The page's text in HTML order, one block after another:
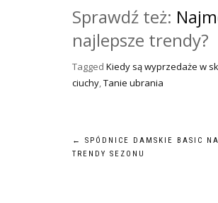
Sprawdź też:
najlepsze trendy?
Tagged Kiedy są wyprzedaże w
ciuchy,Tanie ubrania
Nawigacja
←
SPÓDNICE DAMSKIE BASIC
TRENDY SEZONU